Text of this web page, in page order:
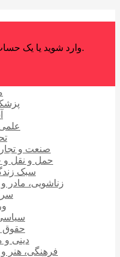
وارد شوید یا یک حساب کاربری جدید ایجاد کنید.
صنعت و
حمل و نقل و
سبک
زناشویی، مادر
حقوق
دینی و
فرهنگی، هنر و